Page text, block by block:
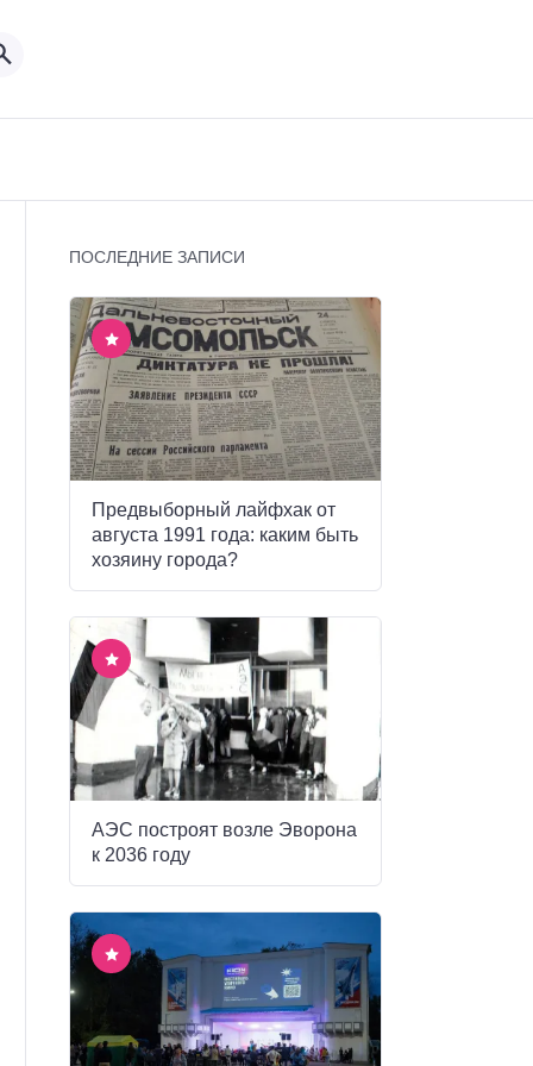
ПОСЛЕДНИЕ ЗАПИСИ
Предвыборный лайфхак от
августа 1991 года: каким быть
хозяину города?
АЭС построят возле Эворона
к 2036 году